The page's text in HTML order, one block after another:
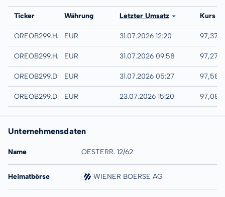
Börse
Ticker Währung Letzter Umsatz Kurs
Hannover
OREOB299.HANBEUR 31.07.2026 12:20 97,37 %
Hamburg
OREOB299.HAMBEUR 31.07.2026 09:58 97,27 %
Quotrix
OREOB299.DUSDEUR 31.07.2026 05:27 97,58
Düsseldorf
OREOB299.DUSBEUR 23.07.2026 15:20 97,08
Unternehmensdaten
Name OESTERR. 12/62
Heimatbörse WIENER BOERSE AG